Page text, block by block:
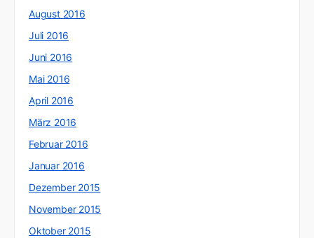
August 2016
Juli 2016
Juni 2016
Mai 2016
April 2016
März 2016
Februar 2016
Januar 2016
Dezember 2015
November 2015
Oktober 2015